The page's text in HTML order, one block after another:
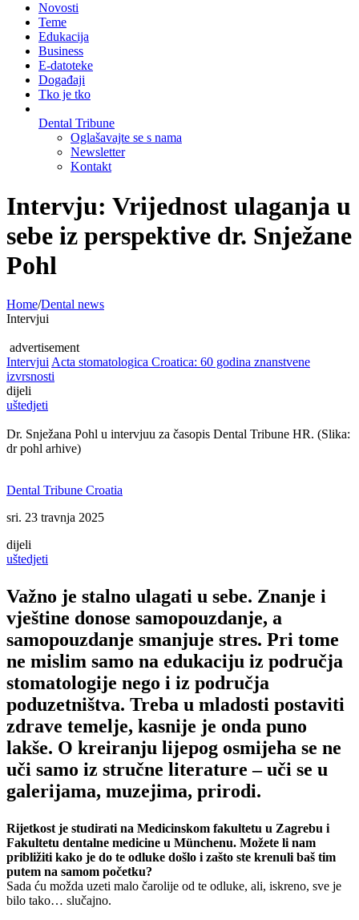
Novosti
Teme
Edukacija
Business
E-datoteke
Događaji
Tko je tko
Dental Tribune
Oglašavajte se s nama
Newsletter
Kontakt
Intervju: Vrijednost ulaganja u
sebe iz perspektive dr. Snježane
Pohl
Home/Dental news
Intervjui
advertisement
Intervjui Acta stomatologica Croatica: 60 godina znanstvene
izvrsnosti
dijeli
uštedjeti
Dr. Snježana Pohl u intervjuu za časopis Dental Tribune HR. (Slika:
dr pohl arhive)
Dental Tribune Croatia
sri. 23 travnja 2025
dijeli
uštedjeti
Važno je stalno ulagati u sebe. Znanje i
vještine donose samopouzdanje, a
samopouzdanje smanjuje stres. Pri tome
ne mislim samo na edukaciju iz područja
stomatologije nego i iz područja
poduzetništva. Treba u mladosti postaviti
zdrave temelje, kasnije je onda puno
lakše. O kreiranju lijepog osmijeha se ne
uči samo iz stručne literature – uči se u
galerijama, muzejima, prirodi.
Rijetkost je studirati na Medicinskom fakultetu u Zagrebu i
Fakultetu dentalne medicine u Münchenu. Možete li nam
približiti kako je do te odluke došlo i zašto ste krenuli baš tim
putem na samom početku?
Sada ću možda uzeti malo čarolije od te odluke, ali, iskreno, sve je
bilo tako… slučajno.